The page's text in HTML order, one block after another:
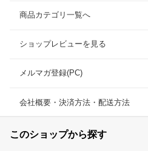
商品カテゴリ一覧へ
ショップレビューを見る
メルマガ登録(PC)
会社概要・決済方法・配送方法
このショップから探す